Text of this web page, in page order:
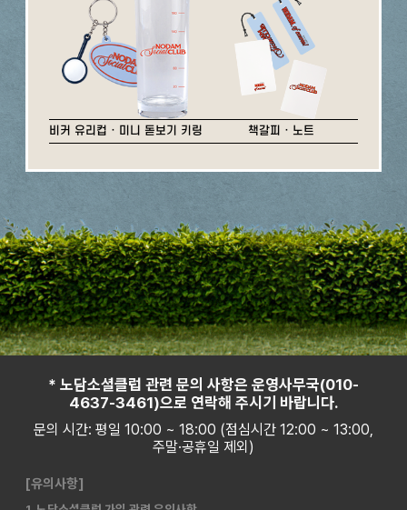
비커 유리컵 · 미니 돋보기 키링 책갈피 · 노트
* 노담소셜클럽 관련 문의 사항은 운영사무국(010-
4637-3461)으로 연락해 주시기 바랍니다.
문의 시간: 평일 10:00 ~ 18:00 (점심시간 12:00 ~ 13:00,
주말·공휴일 제외)
[유의사항]